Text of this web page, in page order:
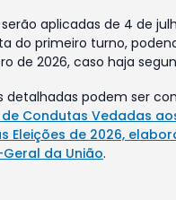
aplicadas de 4 de
do primeiro turno,
de 2026, caso haja
detalhadas podem ser
Condutas Vedadas
Eleições de 2026,
da União.